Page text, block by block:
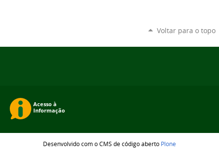
Voltar para o topo
Desenvolvido com o CMS de código aberto Plone